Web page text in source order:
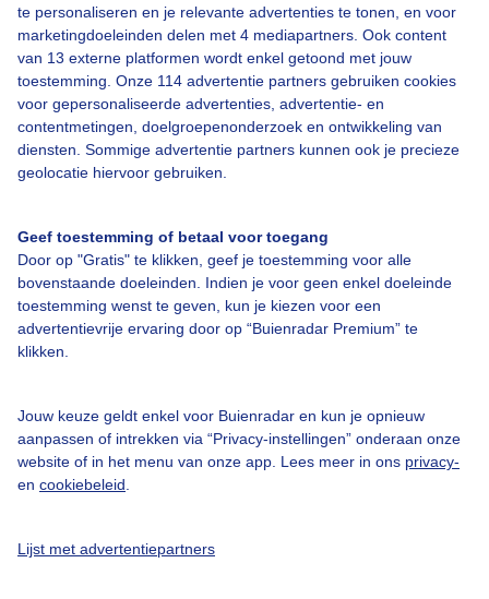
te personaliseren en je relevante advertenties te tonen, en voor
marketingdoeleinden delen met 4 mediapartners. Ook content
van 13 externe platformen wordt enkel getoond met jouw
toestemming. Onze 114 advertentie partners gebruiken cookies
voor gepersonaliseerde advertenties, advertentie- en
contentmetingen, doelgroepenonderzoek en ontwikkeling van
diensten. Sommige advertentie partners kunnen ook je precieze
geolocatie hiervoor gebruiken.
Geef toestemming of betaal voor toegang
Door op "Gratis" te klikken, geef je toestemming voor alle
bovenstaande doeleinden. Indien je voor geen enkel doeleinde
toestemming wenst te geven, kun je kiezen voor een
advertentievrije ervaring door op “Buienradar Premium” te
klikken.
Jouw keuze geldt enkel voor Buienradar en kun je opnieuw
aanpassen of intrekken via “Privacy-instellingen” onderaan onze
website of in het menu van onze app. Lees meer in ons privacy-
en cookiebeleid
Lijst met advertentiepartners
Over Buienradar
Bedrijfsgegevens
Veelgestelde vragen
Contact
Gebruikersvoorwaarden
Adverteren
Buienradar Team
Privacy beleid
Privacy instellingen
Gratis weerdata
Buienradar